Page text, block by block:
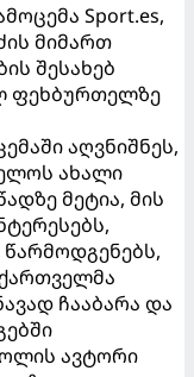
Sport.es,
მიმართ
შესახებ
ფეხბურთელზე
აღვნიშნეს,
ახალი
მეტია, მის
ჩააბარა და
ავტორი